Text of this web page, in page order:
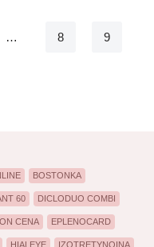
… 8 9
BOSTONKA
60 DICLODUO COMBI
CENA EPLENOCARD
HIALEYE IZOTRETYNOINA